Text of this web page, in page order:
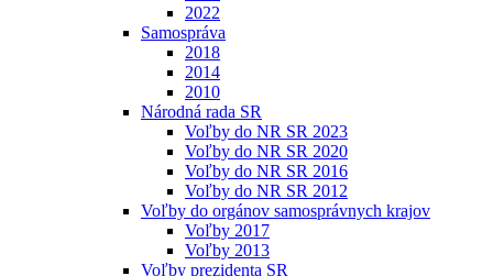
2022
Samospráva
2018
2014
2010
Národná rada SR
Voľby do NR SR 2023
Voľby do NR SR 2020
Voľby do NR SR 2016
Voľby do NR SR 2012
Voľby do orgánov samosprávnych krajov
Voľby 2017
Voľby 2013
Voľby prezidenta SR